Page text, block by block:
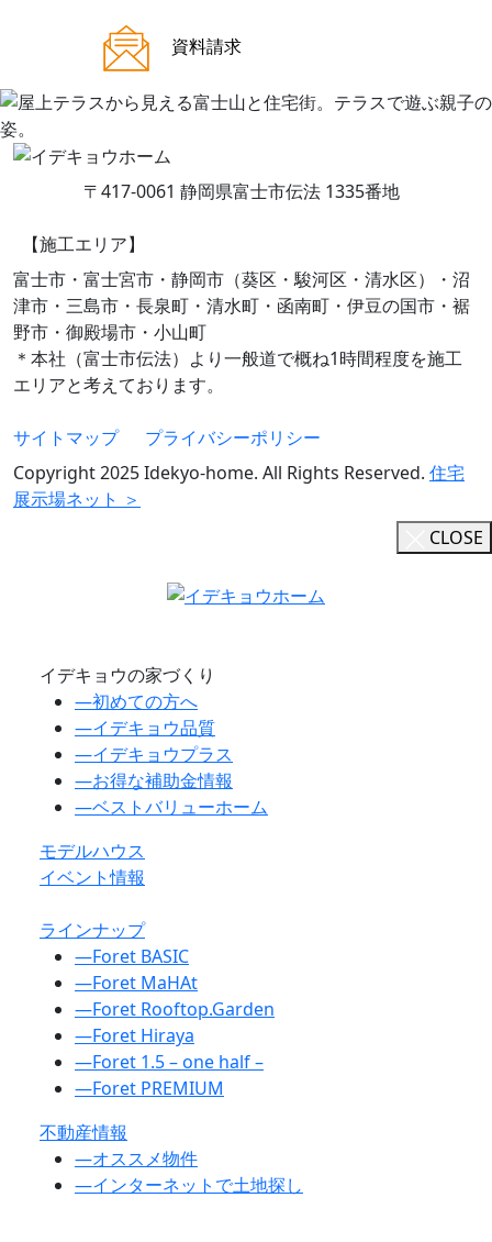
資料請求
〒417-0061 静岡県富士市伝法 1335番地
【施工エリア】
富士市・富士宮市・静岡市（葵区・駿河区・清水区）・沼
津市・三島市・長泉町・清水町・函南町・伊豆の国市・裾
野市・御殿場市・小山町
＊本社（富士市伝法）より一般道で概ね1時間程度を施工
エリアと考えております。
サイトマップ
プライバシーポリシー
Copyright 2025 Idekyo-home. All Rights Reserved. 住宅
展示場ネット ＞
CLOSE
イデキョウの家づくり
―初めての方へ
―イデキョウ品質
―イデキョウプラス
―お得な補助金情報
―ベストバリューホーム
モデルハウス
イベント情報
ラインナップ
―Foret BASIC
―Foret MaHAt
―Foret Rooftop.Garden
―Foret Hiraya
―Foret 1.5 – one half –
―Foret PREMIUM
不動産情報
―オススメ物件
―インターネットで土地探し